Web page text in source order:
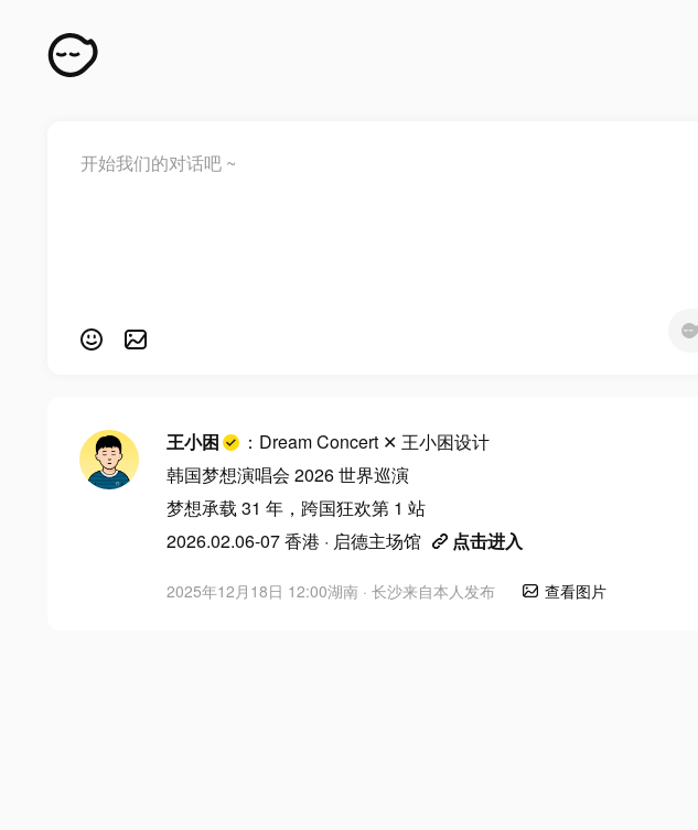
王小困
：Dream Concert ✕ 王小困设计
韩国梦想演唱会 2026 世界巡演
梦想承载 31 年，跨国狂欢第 1 站
2026.02.06-07 香港 · 启德主场馆
点击进入
2025年12月18日 12:00湖南 · 长沙来自本人发布 查看图片